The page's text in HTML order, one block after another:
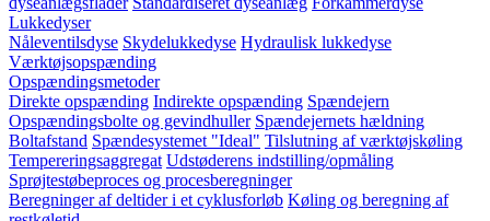
Lukkedyser
Nåleventilsdyse Skydelukkedyse Hydraulisk lukkedyse
Værktøjsopspænding
Opspændingsmetoder
Direkte opspænding Indirekte opspænding Spændejern
Opspændingsbolte og gevindhuller Spændejernets hældning
Boltafstand Spændesystemet "Ideal" Tilslutning af værktøjskøling
Tempereringsaggregat Udstøderens indstilling/opmåling
Sprøjtestøbeproces og procesberegninger
Beregninger af deltider i et cyklusforløb Køling og beregning af